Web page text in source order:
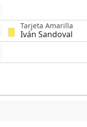
Tarjeta Amarilla
Iván Sandoval